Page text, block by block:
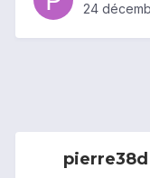
24
pierre38d